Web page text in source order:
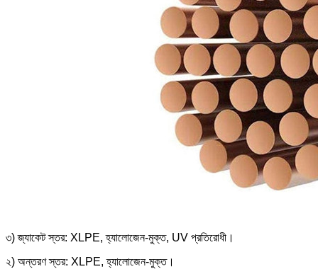
৩) জ্যাকেট স্তর: XLPE, হ্যালোজেন-মুক্ত, UV প্রতিরোধী।
২) অন্তরণ স্তর: XLPE, হ্যালোজেন-মুক্ত।